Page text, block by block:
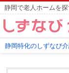
静岡で老人ホームを探
静岡特化のしずなび